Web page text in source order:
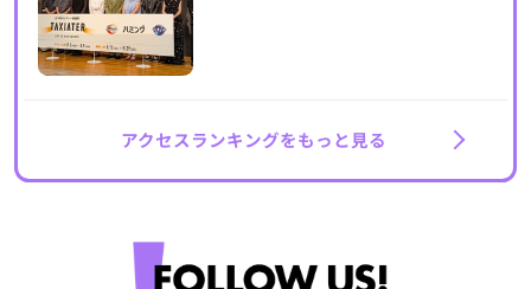
アクセスランキングをもっと見る